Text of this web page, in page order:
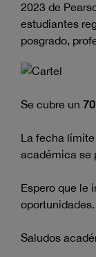
2023 de
estudiantes
posgrado,
Se cubre un
La fecha
académica se
Espero que le
oportunidades.
Saludos